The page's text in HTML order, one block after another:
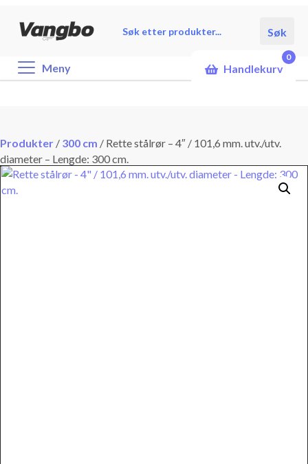
search
Søk
Meny Handlekurv
0
Produkter / 300 cm / Rette stålrør – 4″ / 101,6 mm. utv./utv.
diameter – Lengde: 300 cm.